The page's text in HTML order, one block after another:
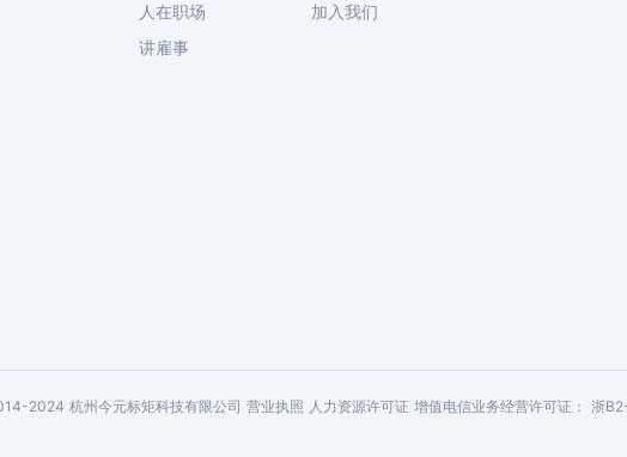
人在职场
讲雇事
加入我们
2024 杭州今元标矩科技有限公司 营业执照 人力资源许可证 增值电信业务经营许可证： 浙